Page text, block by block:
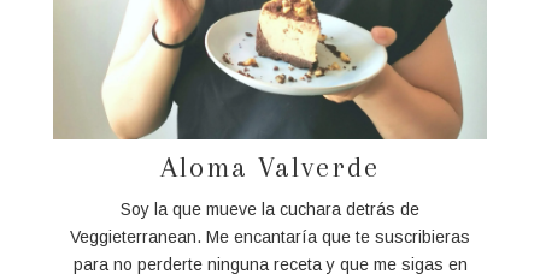
Aloma Valverde
Soy la que mueve la cuchara detrás de
Veggieterranean. Me encantaría que te suscribieras
para no perderte ninguna receta y que me sigas en